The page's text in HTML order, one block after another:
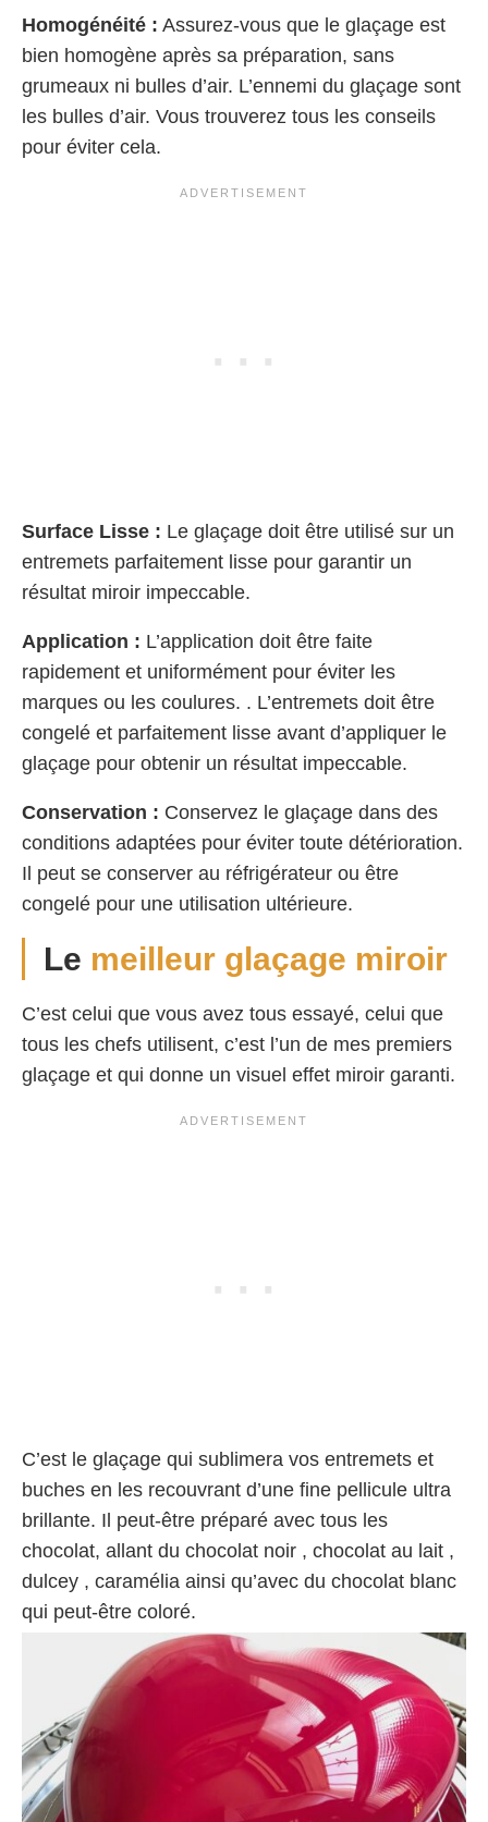
Homogénéité : Assurez-vous que le glaçage est
bien homogène après sa préparation, sans
grumeaux ni bulles d’air. L’ennemi du glaçage sont
les bulles d’air. Vous trouverez tous les conseils
pour éviter cela.
Surface Lisse : Le glaçage doit être utilisé sur un
entremets parfaitement lisse pour garantir un
résultat miroir impeccable.
Application : L’application doit être faite
rapidement et uniformément pour éviter les
marques ou les coulures. . L’entremets doit être
congelé et parfaitement lisse avant d’appliquer le
glaçage pour obtenir un résultat impeccable.
Conservation : Conservez le glaçage dans des
conditions adaptées pour éviter toute détérioration.
Il peut se conserver au réfrigérateur ou être
congelé pour une utilisation ultérieure.
Le meilleur glaçage miroir
C’est celui que vous avez tous essayé, celui que
tous les chefs utilisent, c’est l’un de mes premiers
glaçage et qui donne un visuel effet miroir garanti.
C’est le glaçage qui sublimera vos entremets et
buches en les recouvrant d’une fine pellicule ultra
brillante. Il peut-être préparé avec tous les
chocolat, allant du chocolat noir , chocolat au lait ,
dulcey , caramélia ainsi qu’avec du chocolat blanc
qui peut-être coloré.